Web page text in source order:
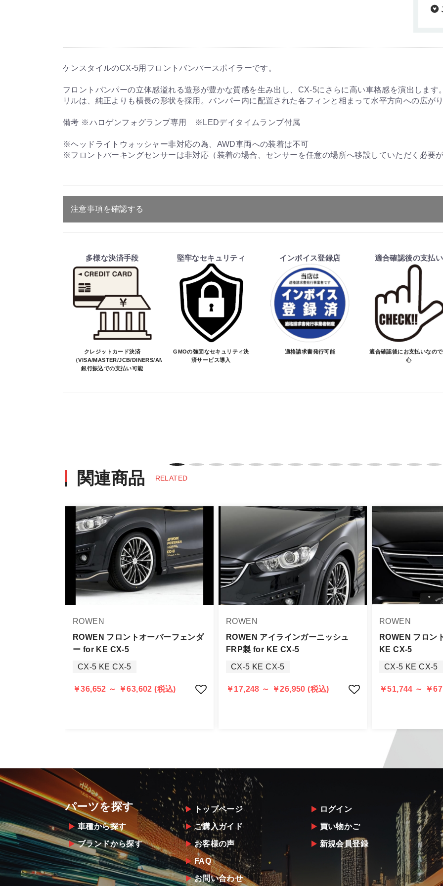
お買物を続ける カートへ進む
ケンスタイルのCX-5用フロントバンパースポイラーです。
フロントバンパーの立体感溢れる造形が豊かな質感を生み出し、CX-5にさらに高い車格感を演出しま
リルは、純正よりも横長の形状を採用。バンパー内に配置された各フィンと相まって水平方向への広が
備考 ※ハロゲンフォグランプ専用 ※LEDデイタイムランプ付属
※ヘッドライトウォッシャー非対応の為、AWD車両への装着は不可
※フロントパーキングセンサーは非対応（装着の場合、センサーを任意の場所へ移設していただく必要が
注意事項を確認する
・ご注文受付後、メーカーに適合確認を行い、商品の価格・送料及び納期の正式なご連絡をしてか
そのため、ご注文後に適合確認を行い、適合しない場合はキャンセル可能です。
※商品はメーカー品のため予告無く価格が変わる場合があります。
※商品は予告無く生産及び販売不可となる場合があります。
・ご注文前の納期のお問い合わせは、ご注文時と納期が異なるトラブルが発生致しますのでお受け
納期を知りたい場合は、一旦ご注文のお手続きをお願い致します。
決済について
・ご注文後にメーカー確認を行い、商品が愛車に合うことを確認してから決済となります。
・決済後の正式注文後のキャンセルや変更は不可となりますので、商品やカラー等、お間違い無い
商品名や説明等でご確認ください。
・エアロパーツ・マフラー等の大型商品は、個人宅への直送・営業所止めができないことがあるこ
また、小さな商品でも、メーカーによっては個人宅直送・営業所止めが不可の場合がございます。
・発送先に、塗装・取付店等の業者様をご指定することをお奨め致します。
・メーカーによっては、配送先が自動車関連業者でなければ、配送出来ないことがあることは予め
お届け商品について
商品到着後は速やかに開封のうえ、中身をご確認下さい。
万一、商品に不具合があった場合は商品出荷後5日以内にご連絡をお願いします。
なお、塗装・加工・装着後の交換や返品は、理由を問わず一切お受けできません。
当社よりメーカー・運送会社へ状況報告・確認の上、同等品・代替品への交換対応の手配をさせて
多様な決済手段
クレジットカード決済
（VISA/MASTER/JCB/DINERS/AMEX）、
銀行振込での支払い可能
堅牢なセキュリティ
GMOの強固なセキュリティ決
済サービス導入
インボイス登録店
適格請求書発行可能
適合確認後の支払い
適合確認後にお支払いなの
心
関連商品 RELATED
ROWEN
ROWEN フロントオーバーフェンダ
ー for KE CX-5
CX-5 KE CX-5
￥36,652 ～ ￥63,602 (税込)
ROWEN
ROWEN アイラインガーニッシュ
FRP製 for KE CX-5
CX-5 KE CX-5
￥17,248 ～ ￥26,950 (税込)
ROWEN
ROWEN フロン
KE CX-5
CX-5 KE CX-5
￥51,744 ～ ￥
パーツを探す
車種から探す
ブランドから探す
トップページ
ご購入ガイド
お客様の声
FAQ
お問い合わせ
ログイン
買い物かご
新規会員登録